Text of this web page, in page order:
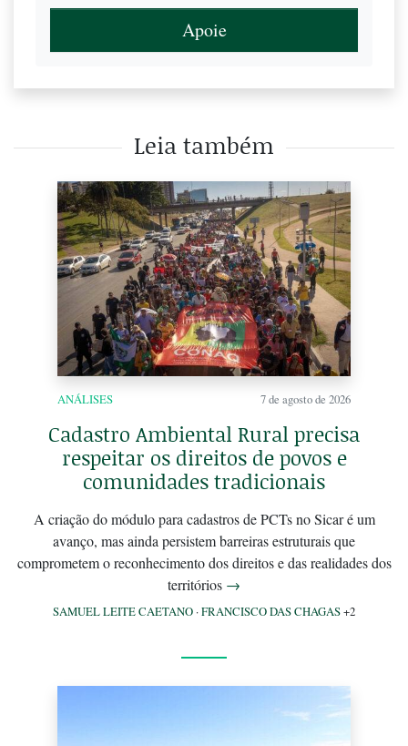
Apoie
Leia também
ANÁLISES 7 de agosto de 2026
Cadastro Ambiental Rural precisa
respeitar os direitos de povos e
comunidades tradicionais
A criação do módulo para cadastros de PCTs no Sicar é um
avanço, mas ainda persistem barreiras estruturais que
comprometem o reconhecimento dos direitos e das realidades dos
territórios →
SAMUEL LEITE CAETANO ·FRANCISCO DAS CHAGAS+2